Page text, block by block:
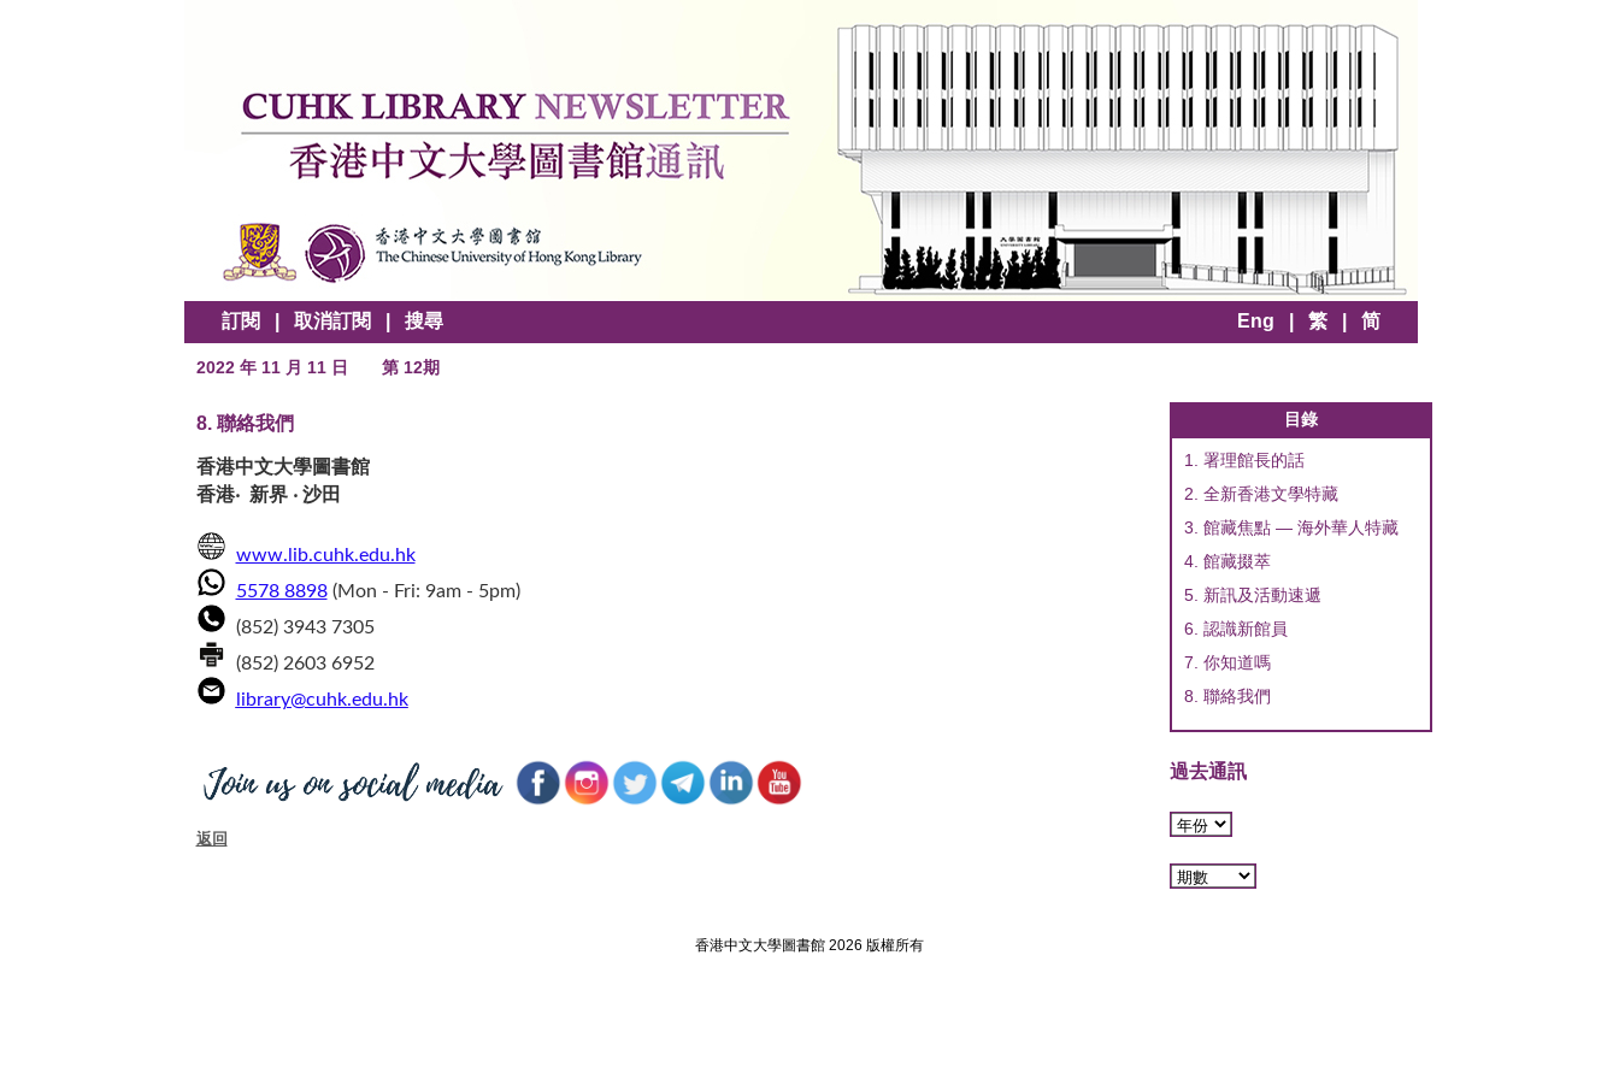
訂閱 取消訂閱 搜尋 Eng 繁 简
2022 年 11 月 11 日 第 12期
8. 聯絡我們
香港中文大學圖書館
香港‧ 新界 ‧ 沙田
www.lib.cuhk.edu.hk
5578 8898(Mon - Fri: 9am - 5pm)
(852) 3943 7305
(852) 2603 6952
library@cuhk.edu.hk
返回
目錄
1. 署理館長的話
2. 全新香港文學特藏
3. 館藏焦點 — 海外華人特藏
4. 館藏掇萃
5. 新訊及活動速遞
6. 認識新館員
7. 你知道嗎
8. 聯絡我們
過去通訊
香港中文大學圖書館 2026 版權所有